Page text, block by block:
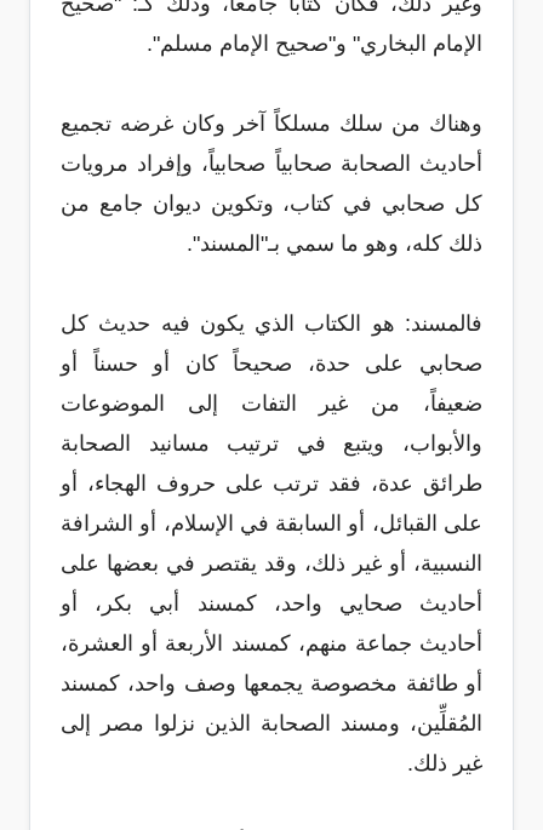
الإمام البخاري" و"صحيح الإمام مسلم".
وهناك من سلك مسلكاً آخر وكان غرضه تجميع
أحاديث الصحابة صحابياً صحابياً، وإفراد مرويات
كل صحابي في كتاب، وتكوين ديوان جامع من
ذلك كله، وهو ما سمي بـ"المسند".
فالمسند: هو الكتاب الذي يكون فيه حديث كل
صحابي على حدة، صحيحاً كان أو حسناً أو
ضعيفاً، من غير التفات إلى الموضوعات
والأبواب، ويتبع في ترتيب مسانيد الصحابة
طرائق عدة، فقد ترتب على حروف الهجاء، أو
على القبائل، أو السابقة في الإسلام، أو الشرافة
النسبية، أو غير ذلك، وقد يقتصر في بعضها على
أحاديث صحايي واحد، كمسند أبي بكر، أو
أحاديث جماعة منهم، كمسند الأربعة أو العشرة،
أو طائفة مخصوصة يجمعها وصف واحد، كمسند
المُقلِّين، ومسند الصحابة الذين نزلوا مصر إلى
غير ذلك.